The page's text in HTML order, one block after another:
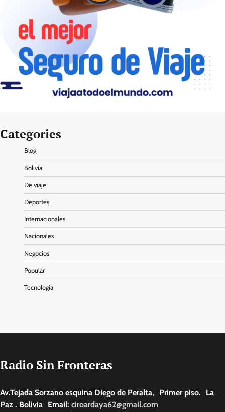
Categories
Blog
Bolivia
De viaje
Deportes
Internacionales
Nacionales
Negocios
Popular
Tecnologia
Radio Sin Fronteras
Av.Tejada Sorzano esquina Diego de Peralta, Primer piso. La
Paz . Bolivia Email: ciroardaya62@gmail.com